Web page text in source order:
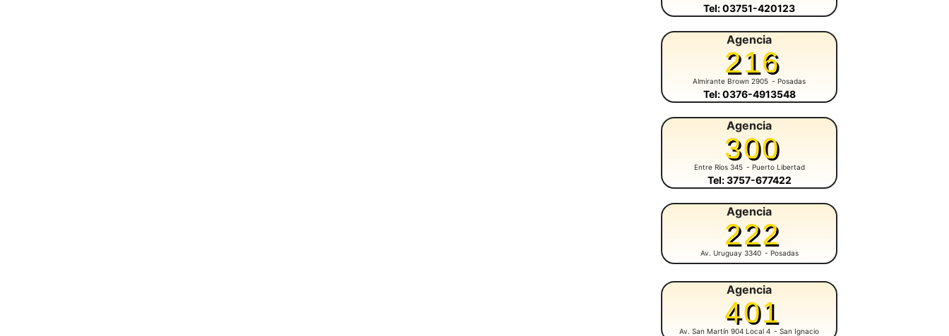
Tel: 03751-420123
Agencia
216
Almirante Brown 2905 - Posadas
Tel: 0376-4913548
Agencia
300
Entre Ríos 345 - Puerto Libertad
Tel: 3757-677422
Agencia
222
Av. Uruguay 3340 - Posadas
Agencia
401
Av. San Martín 904 Local 4 - San Ignacio